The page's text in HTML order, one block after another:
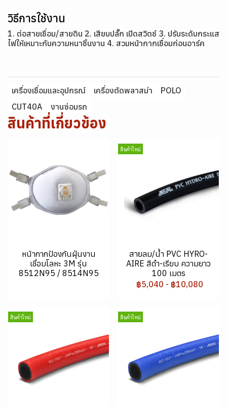
วิธีการใช้งาน
1. ต่อสายเชื่อม/สายดิน 2. เสียบปลั๊ก เปิดสวิตช์ 3. ปรับระดับกระแส
ไฟให้เหมาะกับความหนาชิ้นงาน 4. สวมหน้ากากเชื่อมก่อนอาร์ค
เครื่องเชื่อมและอุปกรณ์ เครื่องตัดพลาสม่า
POLO
CUT40A
งานซ่อมรถ
สินค้าที่เกี่ยวข้อง
หน้ากากป้องกันฝุ่นงาน
เชื่อมโลหะ 3M รุ่น
8512N95 / 8514N95
สินค้าใหม่
สายลม/น้ำ PVC HYRO-
AIRE สีดำ-เรียบ ความยาว
100 เมตร
฿5,040 - ฿10,080
สินค้าใหม่ สินค้าใหม่